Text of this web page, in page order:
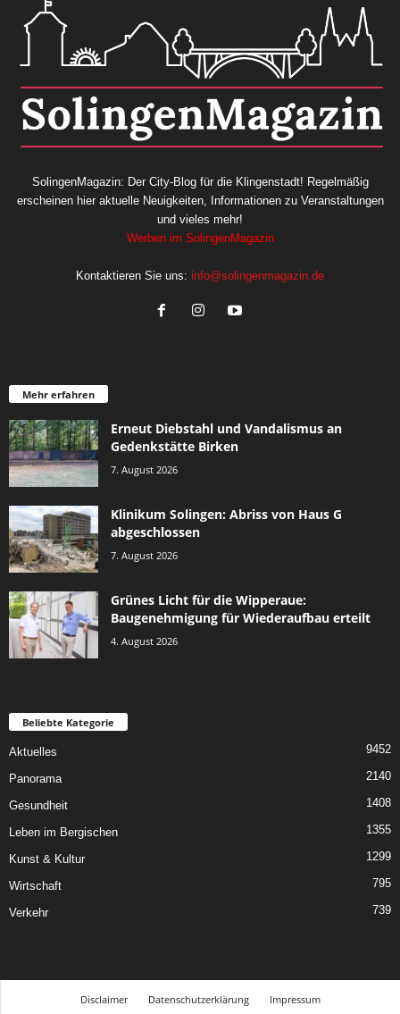
SolingenMagazin: Der City-Blog für die Klingenstadt! Regelmäßig
erscheinen hier aktuelle Neuigkeiten, Informationen zu Veranstaltungen
und vieles mehr!
Werben im SolingenMagazin
Kontaktieren Sie uns: info@solingenmagazin.de
Mehr erfahren
Erneut Diebstahl und Vandalismus an
Gedenkstätte Birken
7. August 2026
Klinikum Solingen: Abriss von Haus G
abgeschlossen
7. August 2026
Grünes Licht für die Wipperaue:
Baugenehmigung für Wiederaufbau erteilt
4. August 2026
Beliebte Kategorie
Aktuelles 9452
Panorama 2140
Gesundheit 1408
Leben im Bergischen 1355
Kunst & Kultur 1299
Wirtschaft 795
Verkehr 739
Disclaimer Datenschutzerklärung Impressum